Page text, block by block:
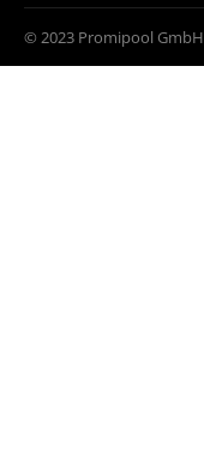
© 2023 Promipool GmbH